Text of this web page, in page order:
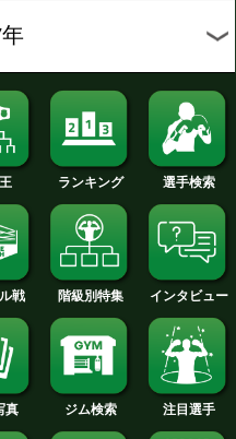
2016年
2015年
2014年
2013年